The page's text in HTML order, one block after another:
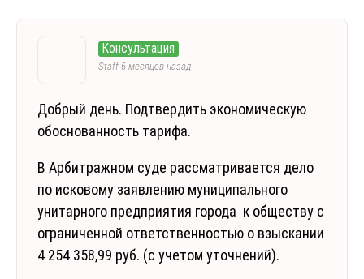
Консультация
Staff6 месяцев назад
Добрый день. Подтвердить экономическую
обоснованность тарифа.
В Арбитражном суде рассматривается дело
по исковому заявлению муниципального
унитарного предприятия города к обществу с
ограниченной ответственностью о взыскании
4 254 358,99 руб. (с учетом уточнений).